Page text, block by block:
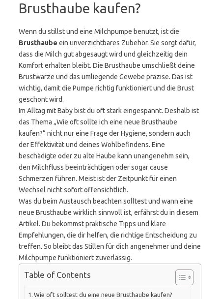
Brusthaube kaufen?
Wenn du stillst und eine Milchpumpe benutzt, ist die
Brusthaube ein unverzichtbares Zubehör. Sie sorgt dafür,
dass die Milch gut abgesaugt wird und gleichzeitig dein
Komfort erhalten bleibt. Die Brusthaube umschließt deine
Brustwarze und das umliegende Gewebe präzise. Das ist
wichtig, damit die Pumpe richtig funktioniert und die Brust
geschont wird.
Im Alltag mit Baby bist du oft stark eingespannt. Deshalb ist
das Thema „Wie oft sollte ich eine neue Brusthaube
kaufen?“ nicht nur eine Frage der Hygiene, sondern auch
der Effektivität und deines Wohlbefindens. Eine
beschädigte oder zu alte Haube kann unangenehm sein,
den Milchfluss beeinträchtigen oder sogar cause
Schmerzen führen. Meist ist der Zeitpunkt für einen
Wechsel nicht sofort offensichtlich.
Was du beim Austausch beachten solltest und wann eine
neue Brusthaube wirklich sinnvoll ist, erfährst du in diesem
Artikel. Du bekommst praktische Tipps und klare
Empfehlungen, die dir helfen, die richtige Entscheidung zu
treffen. So bleibt das Stillen für dich angenehmer und deine
Milchpumpe funktioniert zuverlässig.
Table of Contents
Wie oft solltest du eine neue Brusthaube kaufen?